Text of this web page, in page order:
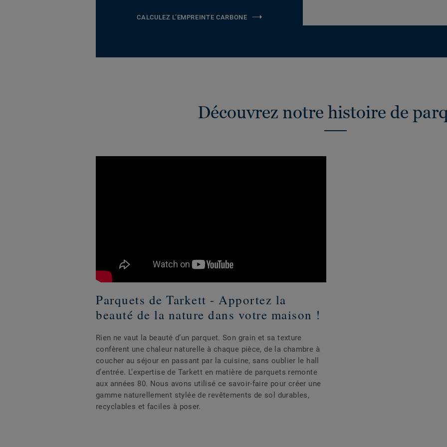
CALCULEZ L’EMPREINTE CARBONE
Découvrez notre histoire de
Parquets de Tarkett - Apportez la
beauté de la nature dans votre maison !
Rien ne vaut la beauté d’un parquet. Son grain et sa texture
confèrent une chaleur naturelle à chaque pièce, de la chambre à
coucher au séjour en passant par la cuisine, sans oublier le hall
d’entrée. L’expertise de Tarkett en matière de parquets remonte
aux années 80. Nous avons utilisé ce savoir-faire pour créer une
gamme naturellement stylée de revêtements de sol durables,
recyclables et faciles à poser.